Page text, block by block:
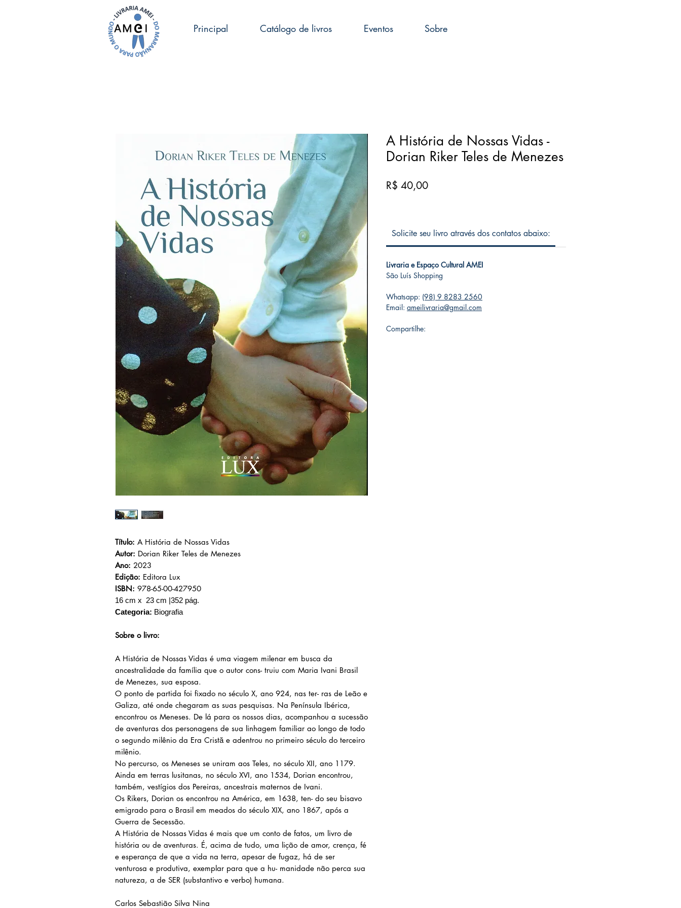
Principal Catálogo de livros Eventos Sobre
Título: A História de Nossas Vidas
Autor: Dorian Riker Teles de Menezes
Ano: 2023
Edição: Editora Lux
ISBN: 978-65-00-427950
16 cm x 23 cm |352 pág.
Categoria: Biografia
Sobre o livro:
A História de Nossas Vidas é uma viagem milenar em busca da
ancestralidade da família que o autor cons- truiu com Maria Ivani Brasil
de Menezes, sua esposa.
O ponto de partida foi fixado no século X, ano 924, nas ter- ras de Leão e
Galiza, até onde chegaram as suas pesquisas. Na Península Ibérica,
encontrou os Meneses. De lá para os nossos dias, acompanhou a sucessão
de aventuras dos personagens de sua linhagem familiar ao longo de todo
o segundo milênio da Era Cristă e adentrou no primeiro século do terceiro
milênio.
No percurso, os Meneses se uniram aos Teles, no século XII, ano 1179.
Ainda em terras lusitanas, no século XVI, ano 1534, Dorian encontrou,
também, vestígios dos Pereiras, ancestrais maternos de Ivani.
Os Rikers, Dorian os encontrou na América, em 1638, ten- do seu bisavo
emigrado para o Brasil em meados do século XIX, ano 1867, após a
Guerra de Secessão.
A História de Nossas Vidas é mais que um conto de fatos, um livro de
história ou de aventuras. É, acima de tudo, uma lição de amor, crença, fé
e esperança de que a vida na terra, apesar de fugaz, há de ser
venturosa e produtiva, exemplar para que a hu- manidade não perca sua
natureza, a de SER (substantivo e verbo) humana.
Carlos Sebastião Silva Nina
A História de Nossas Vidas -
Dorian Riker Teles de Menezes
R$ 40,00Preço
Solicite seu livro através dos contatos abaixo:
Livraria e Espaço Cultural AMEI
São Luís Shopping
Whatsapp: (98) 9 8283 2560
Email: ameilivraria@gmail.com
Compartilhe: